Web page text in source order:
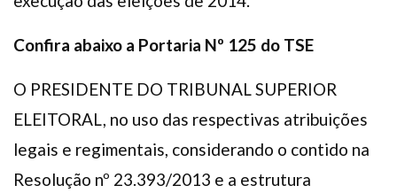
Confira abaixo a Portaria Nº 125 do TSE
O PRESIDENTE DO TRIBUNAL SUPERIOR
ELEITORAL, no uso das respectivas atribuições
legais e regimentais, considerando o contido na
Resolução nº 23.393/2013 e a estrutura